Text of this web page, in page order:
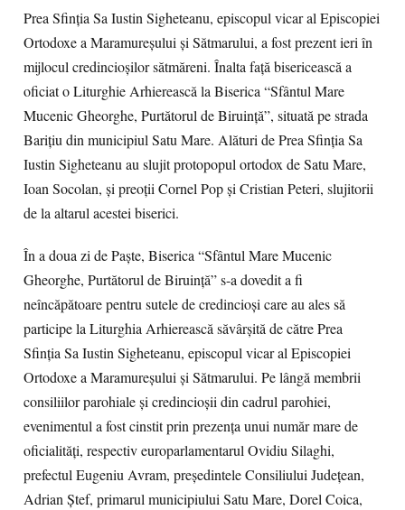
Prea Sfinţia Sa Iustin Sigheteanu, episcopul vicar al Episcopiei
Ortodoxe a Maramureşului şi Sătmarului, a fost prezent ieri în
mijlocul credincioşilor sătmăreni. Înalta faţă bisericească a
oficiat o Liturghie Arhierească la Biserica “Sfântul Mare
Mucenic Gheorghe, Purtătorul de Biruinţă”, situată pe strada
Bariţiu din municipiul Satu Mare. Alături de Prea Sfinţia Sa
Iustin Sigheteanu au slujit protopopul ortodox de Satu Mare,
Ioan Socolan, şi preoţii Cornel Pop şi Cristian Peteri, slujitorii
de la altarul acestei biserici.
În a doua zi de Paşte, Biserica “Sfântul Mare Mucenic
Gheorghe, Purtătorul de Biruinţă” s-a dovedit a fi
neîncăpătoare pentru sutele de credincioşi care au ales să
participe la Liturghia Arhierească săvârşită de către Prea
Sfinţia Sa Iustin Sigheteanu, episcopul vicar al Episcopiei
Ortodoxe a Maramureşului şi Sătmarului. Pe lângă membrii
consiliilor parohiale şi credincioşii din cadrul parohiei,
evenimentul a fost cinstit prin prezenţa unui număr mare de
oficialităţi, respectiv europarlamentarul Ovidiu Silaghi,
prefectul Eugeniu Avram, preşedintele Consiliului Judeţean,
Adrian Ştef, primarul municipiului Satu Mare, Dorel Coica,